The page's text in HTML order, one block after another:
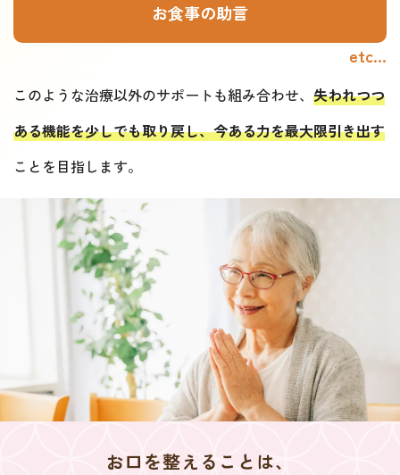
お食事の助言
etc…
このような治療以外のサポートも組み合わせ、 失われつつ
ある機能を少しでも取り戻し、今ある力を最大限引き出す
ことを目指します。
お口を整えることは、